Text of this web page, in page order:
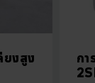
กา
ยงสูง